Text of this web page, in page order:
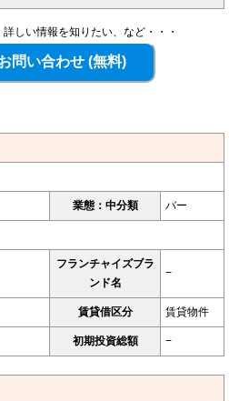
しい情報を知りたい、など・・・
業態：中分類 バー
フランチャイズブラ
ンド名
−
賃貸借区分 賃貸物件
初期投資総額 −